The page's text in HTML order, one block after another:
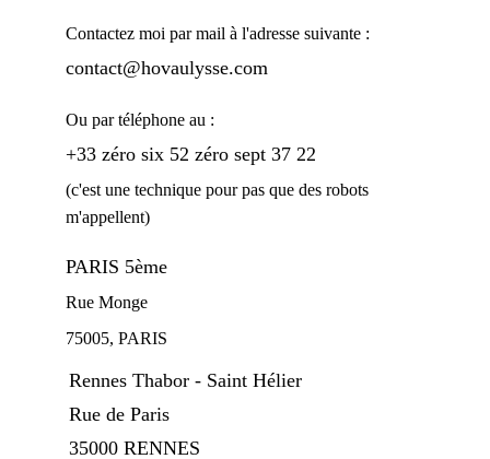
PARIS 5ème
Rue Monge
75005, PARIS
Rennes Thabor - Saint Hélier
Rue de Paris
35000 RENNES
Contactez moi par mail à l'adresse suivante :
contact@hovaulysse.com
Ou par téléphone au :
+33 zéro six 52 zéro sept 37 22
(c'est une technique pour pas que des robots
m'appellent)